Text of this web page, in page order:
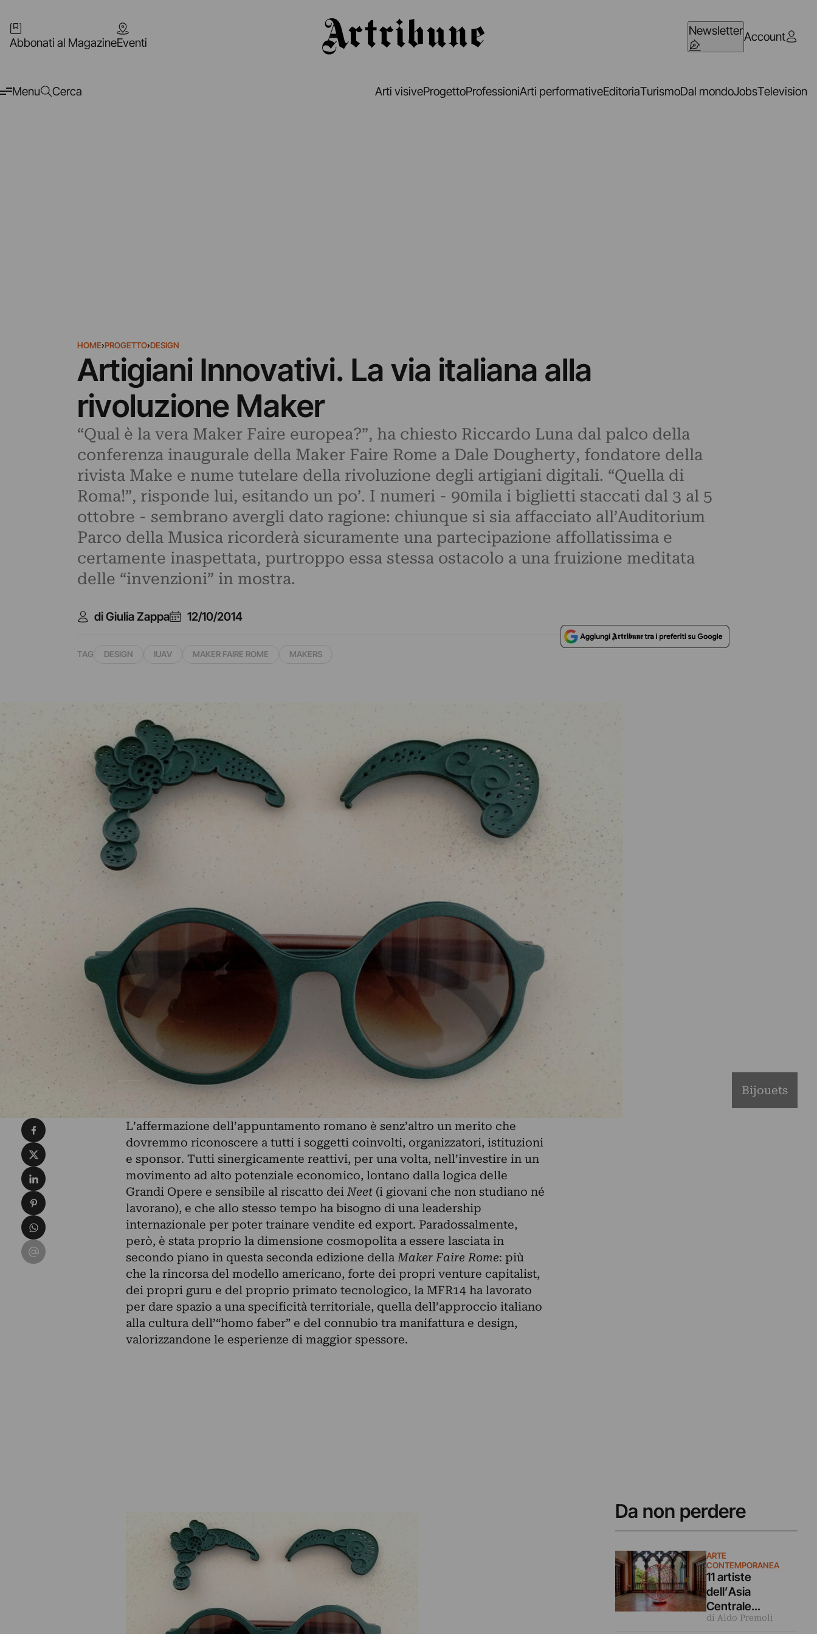
Abbonati al MagazineEventi
NewsletterAccount
Menu Cerca Arti visiveProgettoProfessioniArti performativeEditoriaTurismoDal mondoJobsTelevision
HOME›PROGETTO›DESIGN
Artigiani Innovativi. La via italiana alla
rivoluzione Maker
“Qual è la vera Maker Faire europea?”, ha chiesto Riccardo Luna dal palco della
conferenza inaugurale della Maker Faire Rome a Dale Dougherty, fondatore della
rivista Make e nume tutelare della rivoluzione degli artigiani digitali. “Quella di
Roma!”, risponde lui, esitando un po’. I numeri - 90mila i biglietti staccati dal 3 al 5
ottobre - sembrano avergli dato ragione: chiunque si sia affacciato all’Auditorium
Parco della Musica ricorderà sicuramente una partecipazione affollatissima e
certamente inaspettata, purtroppo essa stessa ostacolo a una fruizione meditata
delle “invenzioni” in mostra.
di Giulia Zappa 12/10/2014
TAG DESIGN IUAV MAKER FAIRE ROME MAKERS
Bijouets
L’affermazione dell’appuntamento romano è senz’altro un merito che
dovremmo riconoscere a tutti i soggetti coinvolti, organizzatori, istituzioni
e sponsor. Tutti sinergicamente reattivi, per una volta, nell’investire in un
movimento ad alto potenziale economico, lontano dalla logica delle
Grandi Opere e sensibile al riscatto dei Neet(i giovani che non studiano né
lavorano), e che allo stesso tempo ha bisogno di una leadership
internazionale per poter trainare vendite ed export. Paradossalmente,
però, è stata proprio la dimensione cosmopolita a essere lasciata in
secondo piano in questa seconda edizione della Maker Faire Rome: più
che la rincorsa del modello americano, forte dei propri venture capitalist,
dei propri guru e del proprio primato tecnologico, la MFR14 ha lavorato
per dare spazio a una specificità territoriale, quella dell’approccio italiano
alla cultura dell’“homo faber” e del connubio tra manifattura e design,
valorizzandone le esperienze di maggior spessore.
Da non perdere
ARTE
CONTEMPORANEA
11 artiste
dell’Asia
Centrale
rileggono la
di Aldo Premoli
Condividi su Facebook
Condividi su X
Condividi su LinkedIn
Condividi su Pinterest
Condividi su WhatsApp
Condividi su Email